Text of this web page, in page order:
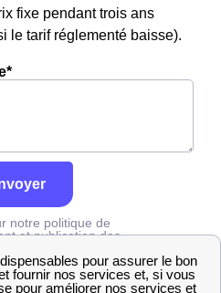
fixe pendant trois ans
le tarif réglementé baisse).
notre politique de
et publication des